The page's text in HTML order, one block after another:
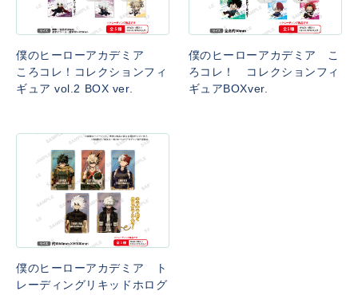
僕のヒーローアカデミア
ころコレ！コレクションフィ
ギュア vol.2 BOX ver.
僕のヒーローアカデミア こ
ろコレ！ コレクションフィ
ギュアBOXver.
僕のヒーローアカデミア ト
レーディングリキッドホログ